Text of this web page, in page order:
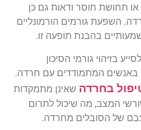
או תחושת חוסר ודאות גם כן
השפעת גורמים הורמונליים
בהבנת תופעה זו.
בזיהוי גורמי הסיכון
באנשים המתמודדים עם חרדה.
בחרדה שאּינן מתמקדות
המצב, מה שיכול לתרום
של הסובלים מחרדה.